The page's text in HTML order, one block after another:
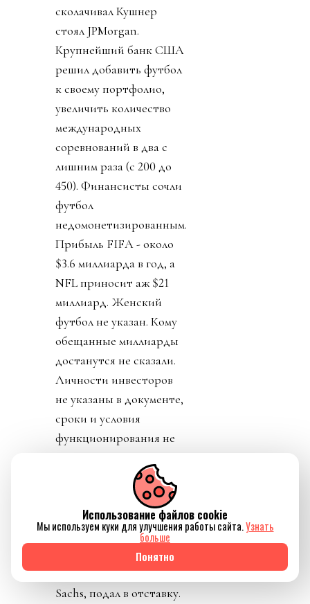
сколачивал Кушнер
стоял JPMorgan.
Крупнейший банк США
решил добавить футбол
к своему портфолио,
увеличить количество
международных
соревнований в два с
лишним раза (с 200 до
450). Финансисты сочли
футбол
недомонетизированным.
Прибыль FIFA - около
$3.6 миллиарда в год, а
NFL приносит аж $21
миллиард. Женский
футбол не указан. Кому
обещанные миллиарды
достанутся не сказали.
Личности инвесторов
не указаны в документе,
сроки и условия
функционирования не
кроме приватизации
прав на футбол. К концу
дня Карлос Кордейро,
один из главных
соратников Инфантино,
человек из Goldman
Sachs, подал в отставку.
Использование файлов cookie
Мы используем куки для улучшения работы сайта.Узнать
больше
Понятно